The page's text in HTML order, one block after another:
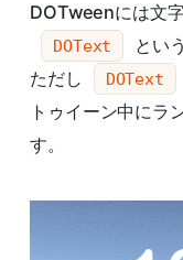
DOTweenには文
DOText
とい
ただし
DOText
トゥイーン中にラ
す。